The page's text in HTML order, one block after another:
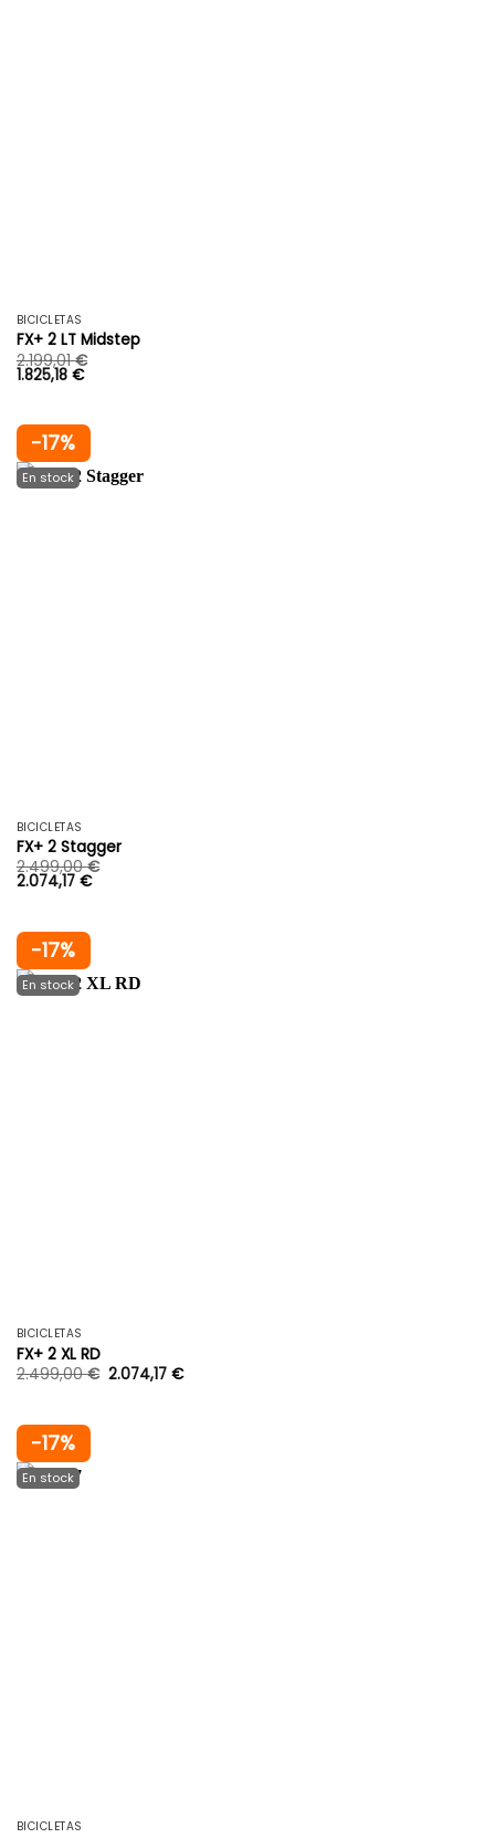
BICICLETAS
FX+ 2 LT Midstep
2.199,01€
1.825,18 €
-17%
BICICLETAS
FX+ 2 Stagger
2.499,00€
2.074,17 €
-17%
BICICLETAS
FX+ 2 XL RD
2.499,00€ 2.074,17 €
-17%
BICICLETAS